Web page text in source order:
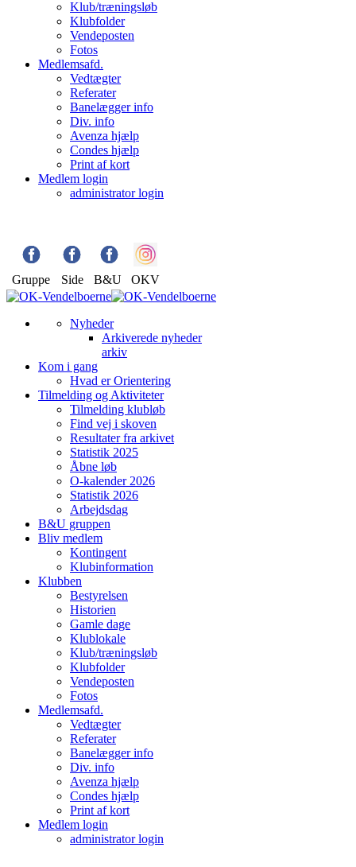
Klub/træningsløb
Klubfolder
Vendeposten
Fotos
Medlemsafd.
Vedtægter
Referater
Banelægger info
Div. info
Avenza hjælp
Condes hjælp
Print af kort
Medlem login
administrator login
Gruppe Side B&U OKV
Nyheder
Arkiverede nyheder
arkiv
Kom i gang
Hvad er Orientering
Tilmelding og Aktiviteter
Tilmelding klubløb
Find vej i skoven
Resultater fra arkivet
Statistik 2025
Åbne løb
O-kalender 2026
Statistik 2026
Arbejdsdag
B&U gruppen
Bliv medlem
Kontingent
Klubinformation
Klubben
Bestyrelsen
Historien
Gamle dage
Klublokale
Klub/træningsløb
Klubfolder
Vendeposten
Fotos
Medlemsafd.
Vedtægter
Referater
Banelægger info
Div. info
Avenza hjælp
Condes hjælp
Print af kort
Medlem login
administrator login